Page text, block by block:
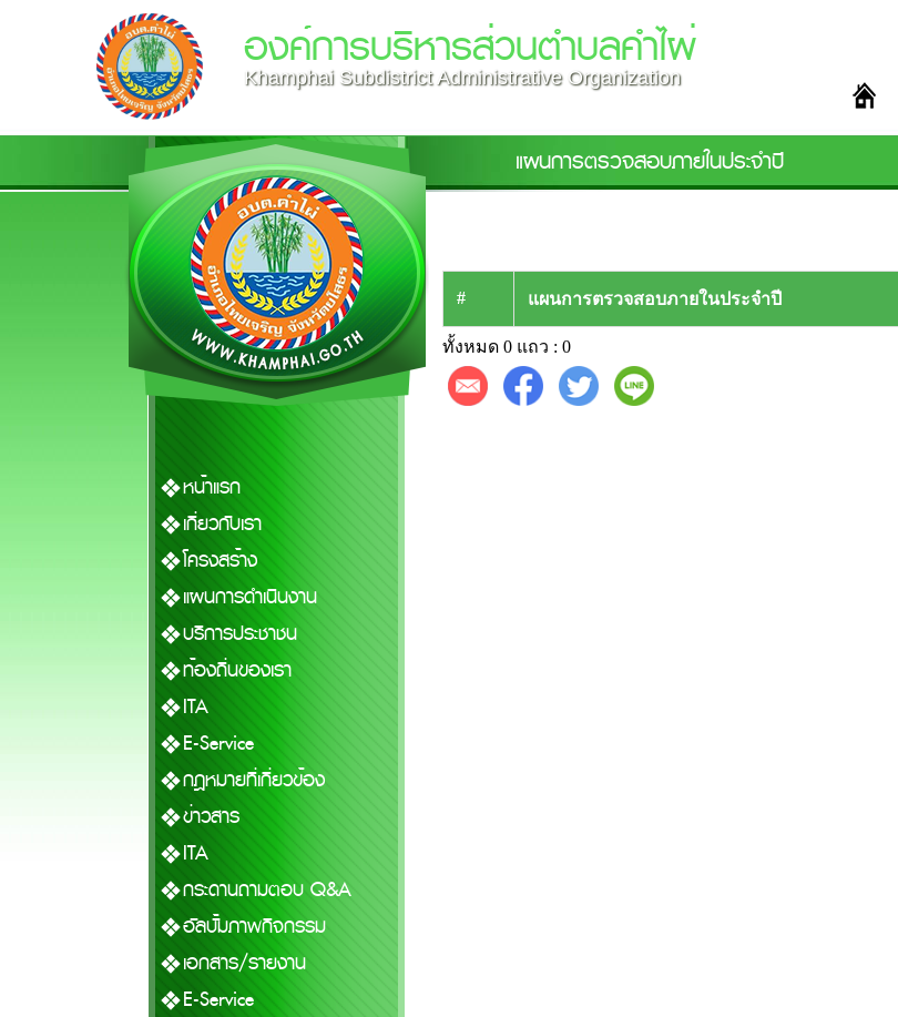
องค์การบริหารส่วนตำบลคำไผ่
Khamphai Subdistrict Administrative Organization
แผนการตรวจสอบภายในประจำปี
หน้าแรก
เกี่ยวกับเรา
โครงสร้าง
แผนการดำเนินงาน
บริการประชาชน
ท้องถิ่นของเรา
ITA
E-Service
กฎหมายที่เกี่ยวข้อง
ข่าวสาร
ITA
กระดานถามตอบ Q&A
อัลบั้มภาพกิจกรรม
เอกสาร/รายงาน
E-Service
# แผนการตรวจสอบภายในประจำปี
ทั้งหมด 0 แถว : 0